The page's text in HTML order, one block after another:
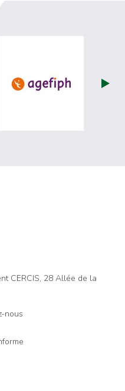
les site de Ministère du travail
visiter les
CERCIS, 28 Allée de la
nous